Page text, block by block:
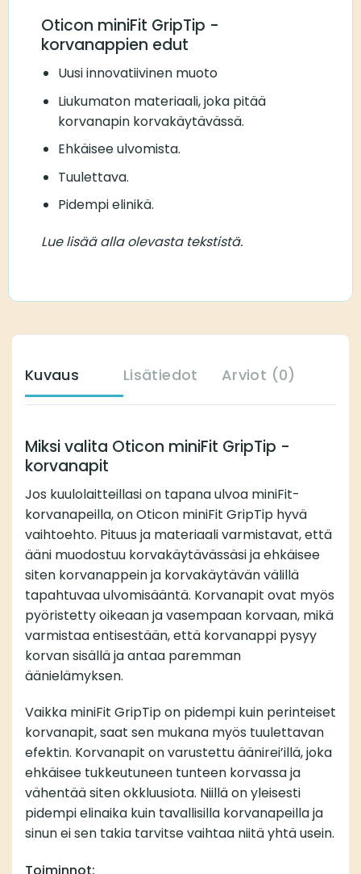
Oticon miniFit GripTip -
korvanappien edut
Uusi innovatiivinen muoto
Liukumaton materiaali, joka pitää
korvanapin korvakäytävässä.
Ehkäisee ulvomista.
Tuulettava.
Pidempi elinikä.
Lue lisää alla olevasta tekstistä.
Kuvaus Lisätiedot Arviot (0)
Miksi valita Oticon miniFit GripTip -
korvanapit
Jos kuulolaitteillasi on tapana ulvoa miniFit-
korvanapeilla, on Oticon miniFit GripTip hyvä
vaihtoehto. Pituus ja materiaali varmistavat, että
ääni muodostuu korvakäytävässäsi ja ehkäisee
siten korvanappein ja korvakäytävän välillä
tapahtuvaa ulvomisääntä. Korvanapit ovat myös
pyöristetty oikeaan ja vasempaan korvaan, mikä
varmistaa entisestään, että korvanappi pysyy
korvan sisällä ja antaa paremman
äänielämyksen.
Vaikka miniFit GripTip on pidempi kuin perinteiset
korvanapit, saat sen mukana myös tuulettavan
efektin. Korvanapit on varustettu äänirei’illä, joka
ehkäisee tukkeutuneen tunteen korvassa ja
vähentää siten okkluusiota. Niillä on yleisesti
pidempi elinaika kuin tavallisilla korvanapeilla ja
sinun ei sen takia tarvitse vaihtaa niitä yhtä usein.